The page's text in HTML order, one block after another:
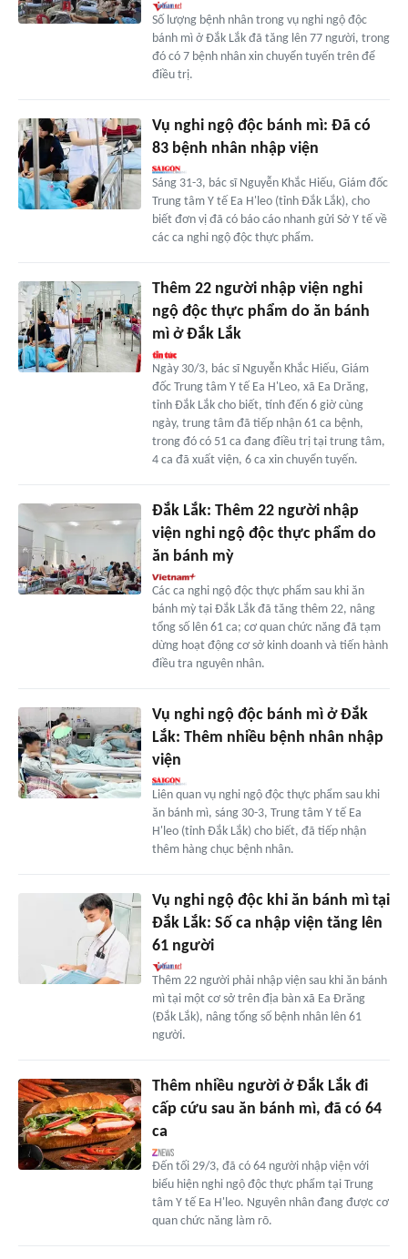
Số lượng bệnh nhân trong vụ nghi ngộ độc
bánh mì ở Đắk Lắk đã tăng lên 77 người, trong
đó có 7 bệnh nhân xin chuyển tuyến trên để
điều trị.
Vụ nghi ngộ độc bánh mì: Đã có
83 bệnh nhân nhập viện
Sáng 31-3, bác sĩ Nguyễn Khắc Hiếu, Giám đốc
Trung tâm Y tế Ea H'leo (tỉnh Đắk Lắk), cho
biết đơn vị đã có báo cáo nhanh gửi Sở Y tế về
các ca nghi ngộ độc thực phẩm.
Thêm 22 người nhập viện nghi
ngộ độc thực phẩm do ăn bánh
mì ở Đắk Lắk
Ngày 30/3, bác sĩ Nguyễn Khắc Hiếu, Giám
đốc Trung tâm Y tế Ea H'Leo, xã Ea Drăng,
tỉnh Đắk Lắk cho biết, tính đến 6 giờ cùng
ngày, trung tâm đã tiếp nhận 61 ca bệnh,
trong đó có 51 ca đang điều trị tại trung tâm,
4 ca đã xuất viện, 6 ca xin chuyển tuyến.
Đắk Lắk: Thêm 22 người nhập
viện nghi ngộ độc thực phẩm do
ăn bánh mỳ
Các ca nghi ngộ độc thực phẩm sau khi ăn
bánh mỳ tại Đắk Lắk đã tăng thêm 22, nâng
tổng số lên 61 ca; cơ quan chức năng đã tạm
dừng hoạt động cơ sở kinh doanh và tiến hành
điều tra nguyên nhân.
Vụ nghi ngộ độc bánh mì ở Đắk
Lắk: Thêm nhiều bệnh nhân nhập
viện
Liên quan vụ nghi ngộ độc thực phẩm sau khi
ăn bánh mì, sáng 30-3, Trung tâm Y tế Ea
H'leo (tỉnh Đắk Lắk) cho biết, đã tiếp nhận
thêm hàng chục bệnh nhân.
Vụ nghi ngộ độc khi ăn bánh mì tại
Đắk Lắk: Số ca nhập viện tăng lên
61 người
Thêm 22 người phải nhập viện sau khi ăn bánh
mì tại một cơ sở trên địa bàn xã Ea Đrăng
(Đắk Lắk), nâng tổng số bệnh nhân lên 61
người.
Thêm nhiều người ở Đắk Lắk đi
cấp cứu sau ăn bánh mì, đã có 64
ca
Đến tối 29/3, đã có 64 người nhập viện với
biểu hiện nghi ngộ độc thực phẩm tại Trung
tâm Y tế Ea H'leo. Nguyên nhân đang được cơ
quan chức năng làm rõ.